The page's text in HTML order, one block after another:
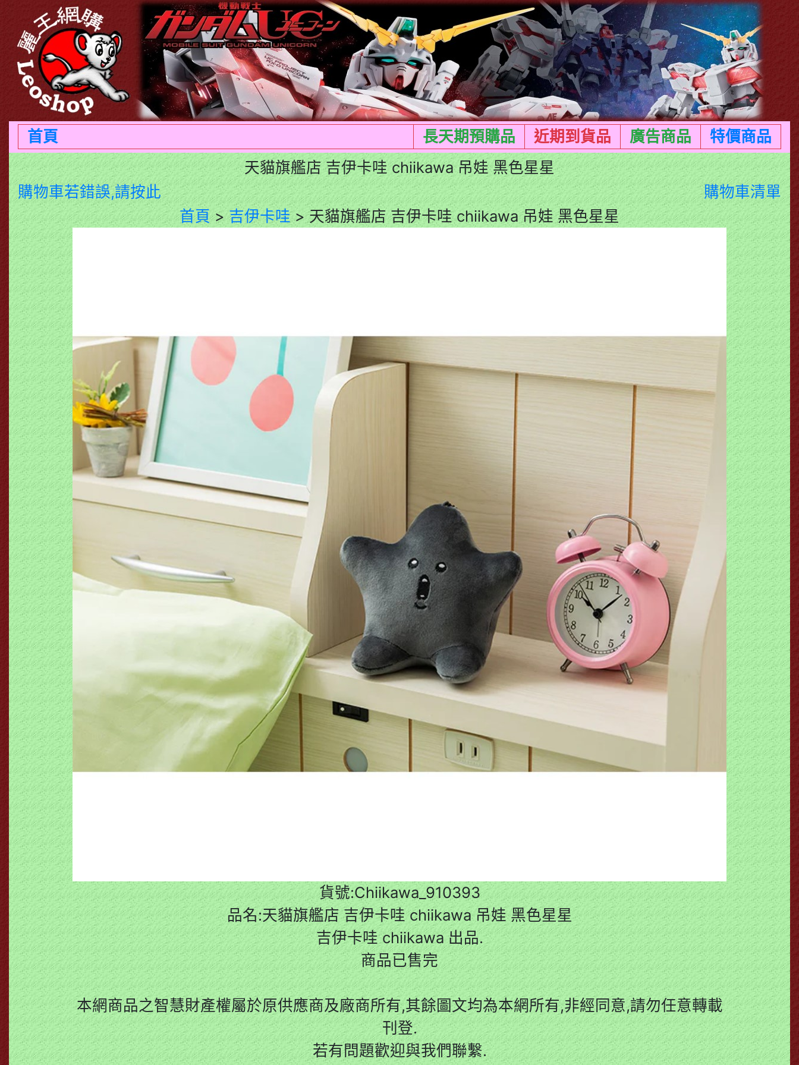
首頁 長天期預購品 近期到貨品 廣告商品
特價商品
天貓旗艦店 吉伊卡哇 chiikawa 吊娃 黑色星星
購物車若錯誤,請按此
購物車清單
首頁> 吉伊卡哇> 天貓旗艦店 吉伊卡哇 chiikawa 吊娃 黑色星星
貨號:Chiikawa_910393
品名:天貓旗艦店 吉伊卡哇 chiikawa 吊娃 黑色星星
吉伊卡哇 chiikawa 出品.
商品已售完
本網商品之智慧財產權屬於原供應商及廠商所有,其餘圖文均為本網所有,非經同意,請勿任意轉載
刊登.
若有問題歡迎與我們聯繫.